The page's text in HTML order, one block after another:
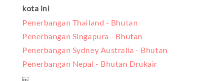
kota ini
Penerbangan Thailand - Bhutan
Penerbangan Singapura - Bhutan
Penerbangan Sydney Australia - Bhutan
Penerbangan Nepal - Bhutan Drukair